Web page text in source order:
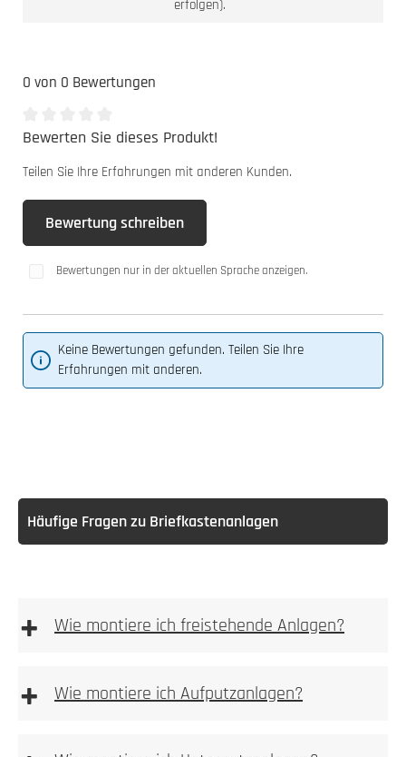
erfolgen).
0 von 0 Bewertungen
Durchschnittliche Bewertung von 0 von 5 Sternen
Bewerten Sie dieses Produkt!
Teilen Sie Ihre Erfahrungen mit anderen Kunden.
Bewertung schreiben
Bewertungen nur in der aktuellen Sprache anzeigen.
Keine Bewertungen gefunden. Teilen Sie Ihre
Erfahrungen mit anderen.
Häufige Fragen zu Briefkastenanlagen
+ Wie montiere ich freistehende Anlagen?
+ Wie montiere ich Aufputzanlagen?